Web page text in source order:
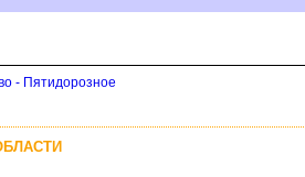
- Пятидорозное